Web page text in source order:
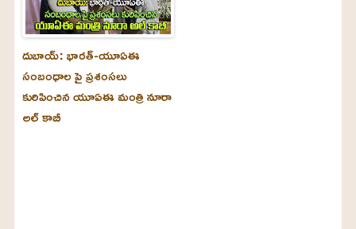
దుబాయ్‌: భారత్-యూఏఈ
సంబంధాల పై ప్రశంసలు
కురిపించిన యూఏఈ మంత్రి నూరా
అల్‌ కాబీ